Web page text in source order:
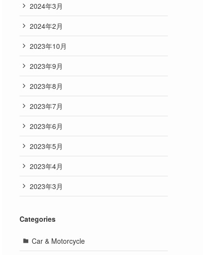
2024年3月
2024年2月
2023年10月
2023年9月
2023年8月
2023年7月
2023年6月
2023年5月
2023年4月
2023年3月
Categories
Car & Motorcycle